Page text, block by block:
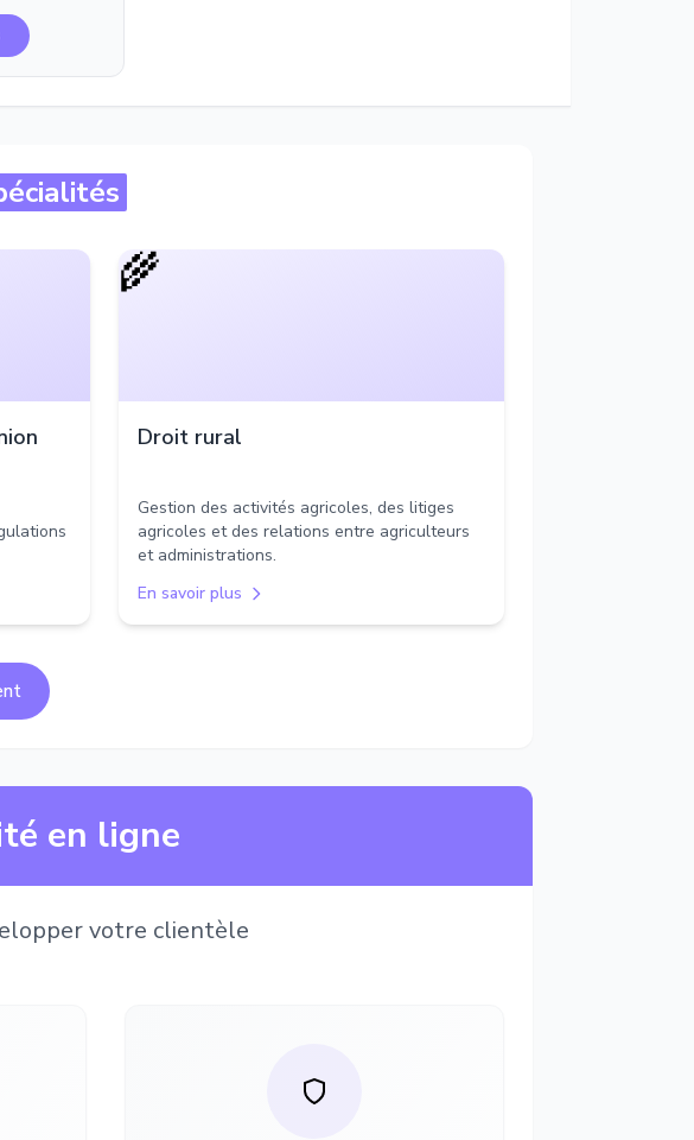
🌾
Droit rural
Gestion des activités agricoles, des litiges
agricoles et des relations entre agriculteurs
et administrations.
En savoir plus
en ligne
votre clientèle